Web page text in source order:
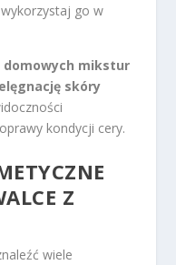
go w
mikstur
skóry
kondycji cery.
Z
wiele